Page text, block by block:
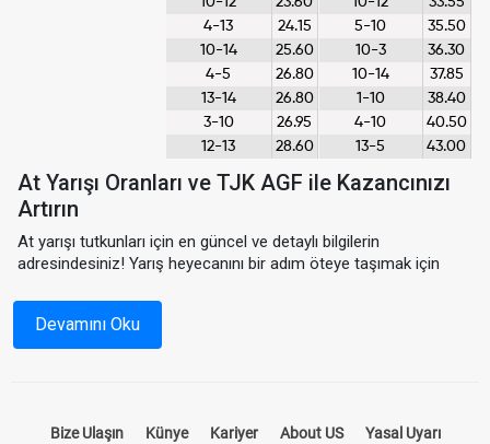
4-13
24.15
10-14
25.60
4-5
26.80
13-14
26.80
3-10
26.95
12-13
28.60
5-10
35.50
10-3
36.30
10-14
37.85
1-10
38.40
4-10
40.50
13-5
43.00
At Yarışı Oranları ve TJK AGF ile Kazancınızı
Artırın
At yarışı tutkunları için en güncel ve detaylı bilgilerin
adresindesiniz! Yarış heyecanını bir adım öteye taşımak için
tablosu, yarışseverlerin kazanç oranlarını maksimize etmeleri
için ideal bir kaynaktır.
bilgilerine kolayca ulaşıp stratejilerinizi oluşturabilirsiniz.
Devamını Oku
Bize Ulaşın Künye Kariyer About US Yasal Uyarı